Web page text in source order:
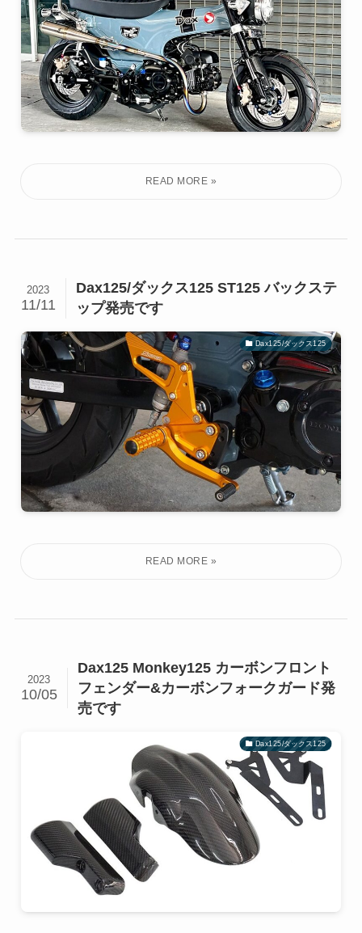
Dax125/ダックス125 ST125 バックステ
ップ発売です
2023
11/11
Dax125/ダックス125
Dax125 Monkey125 カーボンフロント
フェンダー&カーボンフォークガード発
売です
2023
10/05
Dax125/ダックス125